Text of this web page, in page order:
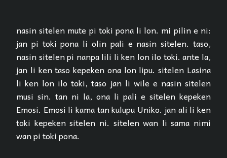
nasin sitelen mute pi toki pona li lon. mi pilin e ni:
jan pi toki pona li olin pali e nasin sitelen. taso,
nasin sitelen pi nanpa lili li ken lon ilo toki. ante la,
jan li ken taso kepeken ona lon lipu. sitelen Lasina
li ken lon ilo toki, taso jan li wile e nasin sitelen
musi sin. tan ni la, ona li pali e sitelen kepeken
Emosi. Emosi li kama tan kulupu Uniko. jan ali li ken
toki kepeken sitelen ni. sitelen wan li sama nimi
wan pi toki pona.